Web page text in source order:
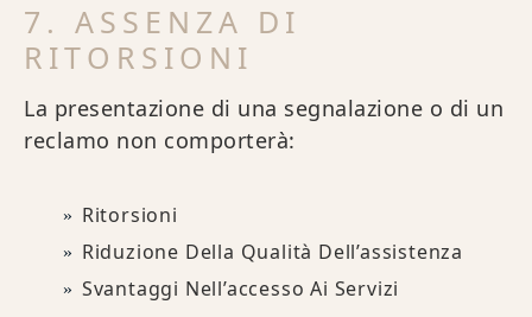
7. ASSENZA DI
RITORSIONI
La presentazione di una segnalazione o di un
reclamo non comporterà:
Ritorsioni
Riduzione Della Qualità Dell’assistenza
Svantaggi Nell’accesso Ai Servizi